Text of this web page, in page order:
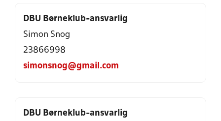
DBU Børneklub-ansvarlig
Simon Snog
23866998
simonsnog@gmail.com
DBU Børneklub-ansvarlig